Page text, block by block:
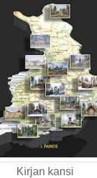
Kirjan kansi